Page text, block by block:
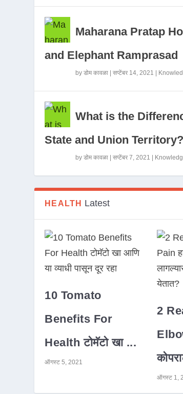
Maharana Pratap
and Elephant Ramprasad
byडोम कावळा |सप्टेंबर 14, 2021
What is the
State and Union Territory?
byडोम कावळा |सप्टेंबर 7, 2021
HEALTH Latest
10 Tomato
Benefits For
Health टोमॅटो खा ...
ऑगस्ट 5, 2021
2
ऑगस्ट 1,